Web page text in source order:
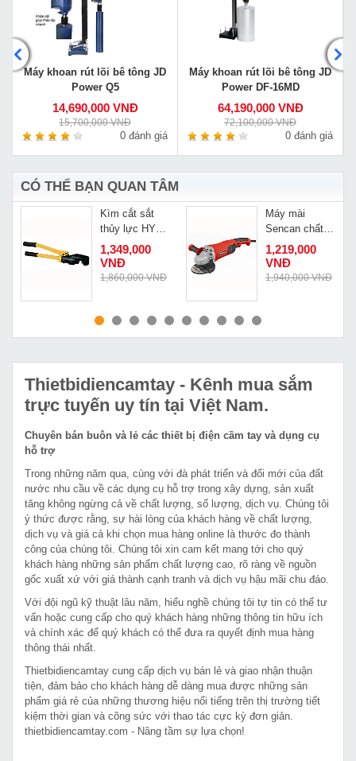
Máy khoan rút lõi bê tông JD
Power Q5
14,690,000 VNĐ
15,700,000 VNĐ
0 đánh giá
Máy khoan rút lõi bê tông JD
Power DF-16MD
64,190,000 VNĐ
72,100,000 VNĐ
0 đánh giá
CÓ THỂ BẠN QUAN TÂM
MUA NGAY
Kìm cắt sắt
thủy lực HY
16A
1,349,000
VNĐ
1,860,000 VNĐ
MUA NGAY
Máy mài
Sencan chất
lượng cao
541207
1,219,000
VNĐ
1,940,000 VNĐ
Thietbidiencamtay - Kênh mua sắm
trực tuyến uy tín tại Việt Nam.
Chuyên bán buôn và lẻ các thiết bị điện cầm tay và dụng cụ
hỗ trợ
Trong những năm qua, cùng với đà phát triển và đổi mới của đất
nước nhu cầu về các dụng cụ hỗ trợ trong xây dựng, sản xuất
tăng không ngừng cả về chất lượng, số lượng, dịch vụ. Chúng tôi
ý thức được rằng, sự hài lòng của khách hàng về chất lượng,
dịch vụ và giá cả khi chọn mua hàng online là thước đo thành
công của chúng tôi. Chúng tôi xin cam kết mang tới cho quý
khách hàng những sản phẩm chất lượng cao, rõ ràng về nguồn
gốc xuất xứ với giá thành cạnh tranh và dịch vụ hậu mãi chu đáo.
Với đội ngũ kỹ thuật lâu năm, hiểu nghề chúng tôi tự tin có thể tư
vấn hoặc cung cấp cho quý khách hàng những thông tin hữu ích
và chính xác để quý khách có thể đưa ra quyết định mua hàng
thông thái nhất.
Thietbidiencamtay cung cấp dịch vụ bán lẻ và giao nhận thuận
tiện, đảm bảo cho khách hàng dễ dàng mua được những sản
phẩm giá rẻ của những thương hiệu nổi tiếng trên thị trường tiết
kiệm thời gian và công sức với thao tác cực kỳ đơn giản.
thietbidiencamtay.com - Nâng tầm sự lựa chọn!